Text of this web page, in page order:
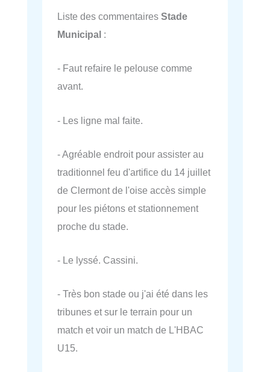
Liste des commentaires Stade
Municipal :
- Faut refaire le pelouse comme
avant.
- Les ligne mal faite.
- Agréable endroit pour assister au
traditionnel feu d'artifice du 14 juillet
de Clermont de l'oise accès simple
pour les piétons et stationnement
proche du stade.
- Le lyssé. Cassini.
- Très bon stade ou j'ai été dans les
tribunes et sur le terrain pour un
match et voir un match de L'HBAC
U15.